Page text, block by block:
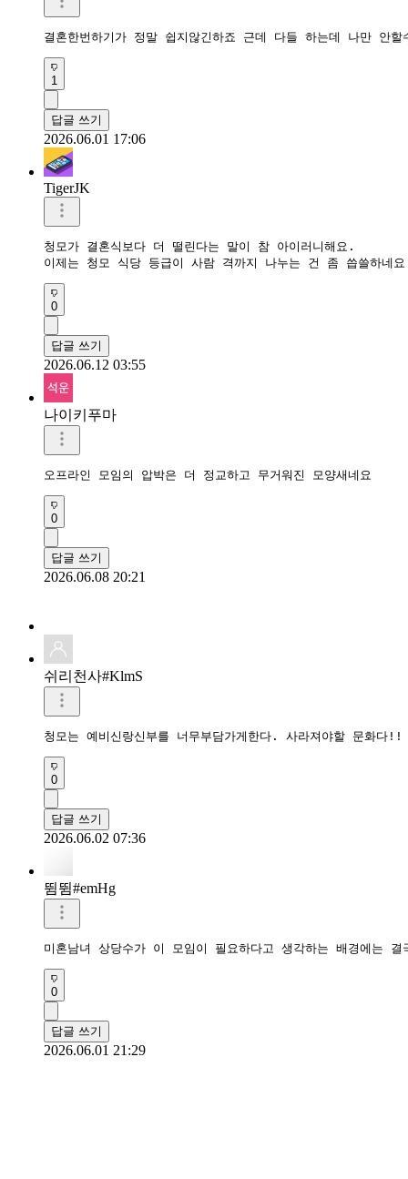
결혼한번하기가 정말 쉽지않긴하죠 근데 다들 하는데 나만 안할
1
답글 쓰기
2026.06.01 17:06
TigerJK
청모가 결혼식보다 더 떨린다는 말이 참 아이러니해요.
이제는 청모 식당 등급이 사람 격까지 나누는 건 좀 씁쓸하
0
답글 쓰기
2026.06.12 03:55
나이키푸마
오프라인 모임의 압박은 더 정교하고 무거워진 모양새네요
0
답글 쓰기
2026.06.08 20:21
쉬리천사#KlmS
청모는 예비신랑신부를 너무부담가게한다. 사라져야할 문화다!!
0
답글 쓰기
2026.06.02 07:36
뜀뜀#emHg
미혼남녀 상당수가 이 모임이 필요하다고 생각하는 배경에는
0
답글 쓰기
2026.06.01 21:29